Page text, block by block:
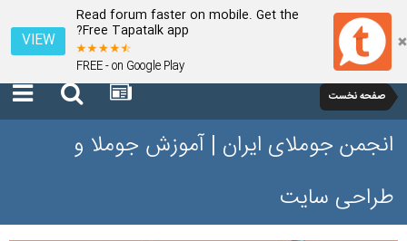
Read forum faster on mobile. Get the
Free Tapatalk app?
FREE - on Google Play
VIEW
صفحه نخست
انجمن جوملای ایران | آموزش جوملا و
طراحی سایت